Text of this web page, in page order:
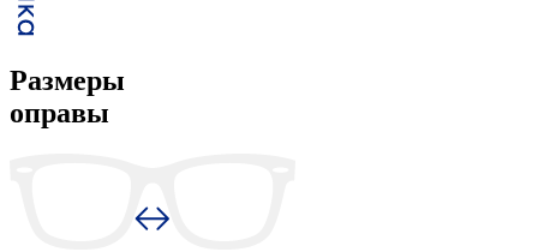
Размеры
оправы